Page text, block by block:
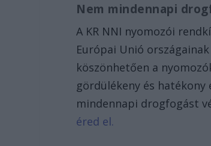
Nem mindennapi
A KR NNI nyomozói
Európai Unió
köszönhetően a
gördülékeny és
mindennapi drogfogást
éred el.